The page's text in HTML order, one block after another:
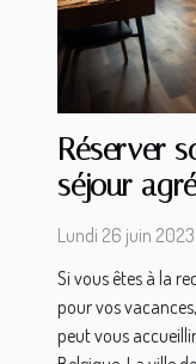
Réserver
séjour
Lundi 26 juin 2023
Si vous êtes à la
pour vos
peut vous